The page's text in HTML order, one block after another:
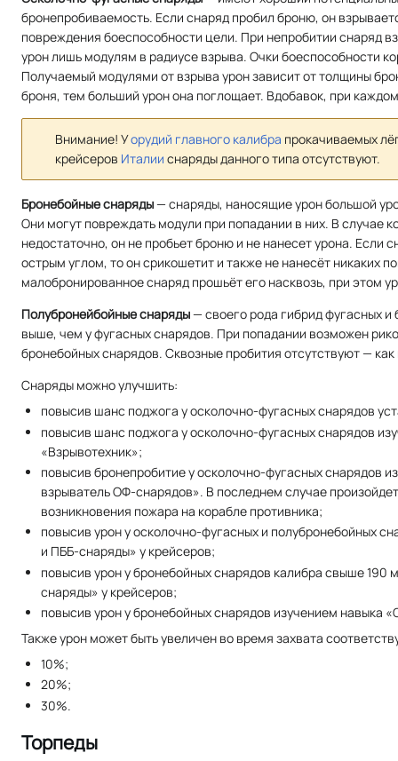
бронепробиваемость. Если снаряд пробил броню, он
повреждения боеспособности цели. При непробитии снаряд
урон лишь модулям в радиусе взрыва. Очки боеспособности
Получаемый модулями от взрыва урон зависит от толщины
броня, тем больший урон она поглощает. Вдобавок, при
Внимание! Уорудий главного калибра прокачиваемых
крейсеров Италии снаряды данного типа отсутствуют.
Бронебойные снаряды— снаряды, наносящие урон большой
Они могут повреждать модули при попадании в них. В случае
недостаточно, он не пробьет броню и не нанесет урона. Если
острым углом, то он срикошетит и также не нанесёт никаких
малобронированное снаряд прошьёт его насквозь, при этом
Полубронейбойные снаряды— своего рода гибрид фугасных
выше, чем у фугасных снарядов. При попадании возможен
бронебойных снарядов. Сквозные пробития отсутствуют —
Снаряды можно улучшить:
повысив шанс поджога у осколочно-фугасных снарядов
повысив шанс поджога у осколочно-фугасных снарядов
«Взрывотехник»;
повысив бронепробитие у осколочно-фугасных снарядов
взрыватель ОФ-снарядов». В последнем случае
возникновения пожара на корабле противника;
повысив урон у осколочно-фугасных и полубронебойных
и ПББ-снаряды» у крейсеров;
повысив урон у бронебойных снарядов калибра свыше
снаряды» у крейсеров;
повысив урон у бронебойных снарядов изучением навыка
Также урон может быть увеличен во время захвата
10%;
20%;
30%.
Торпеды